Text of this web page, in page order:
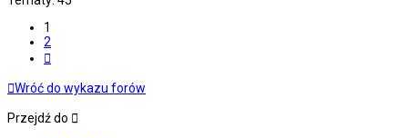
1
2
Wróć do wykazu forów
Przejdź do